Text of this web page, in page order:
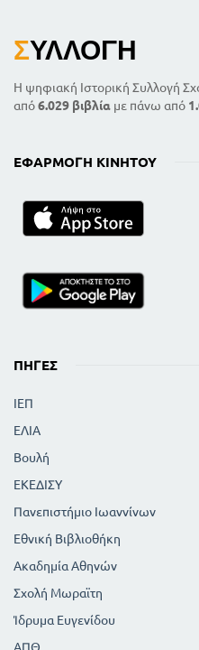
ΣΥΛΛΟΓΉ
Η ψηφιακή Ιστορική Συλλογή
από6.029 βιβλία με πάνω από
ΕΦΑΡΜΟΓΉ ΚΙΝΗΤΟΎ
ΠΗΓΈΣ
ΙΕΠ
ΕΛΙΑ
Βουλή
ΕΚΕΔΙΣΥ
Πανεπιστήμιο Ιωαννίνων
Εθνική Βιβλιοθήκη
Ακαδημία Αθηνών
Σχολή Μωραϊτη
Ίδρυμα Ευγενίδου
ΑΠΘ